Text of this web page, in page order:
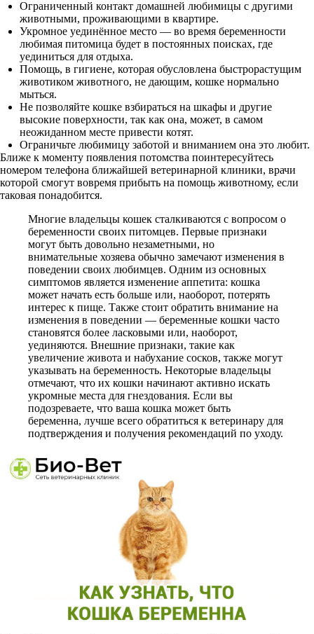
Ограниченный контакт домашней любимицы с другими
животными, проживающими в квартире.
Укромное уединённое место — во время беременности
любимая питомица будет в постоянных поисках, где
уединиться для отдыха.
Помощь, в гигиене, которая обусловлена быстрорастущим
животиком животного, не дающим, кошке нормально
мыться.
Не позволяйте кошке взбираться на шкафы и другие
высокие поверхности, так как она, может, в самом
неожиданном месте привести котят.
Ограничьте любимицу заботой и вниманием она это любит.
Ближе к моменту появления потомства поинтересуйтесь
номером телефона ближайшей ветеринарной клиники, врачи
которой смогут вовремя прибыть на помощь животному, если
таковая понадобится.
Многие владельцы кошек сталкиваются с вопросом о
беременности своих питомцев. Первые признаки
могут быть довольно незаметными, но
внимательные хозяева обычно замечают изменения в
поведении своих любимцев. Одним из основных
симптомов является изменение аппетита: кошка
может начать есть больше или, наоборот, потерять
интерес к пище. Также стоит обратить внимание на
изменения в поведении — беременные кошки часто
становятся более ласковыми или, наоборот,
уединяются. Внешние признаки, такие как
увеличение живота и набухание сосков, также могут
указывать на беременность. Некоторые владельцы
отмечают, что их кошки начинают активно искать
укромные места для гнездования. Если вы
подозреваете, что ваша кошка может быть
беременна, лучше всего обратиться к ветеринару для
подтверждения и получения рекомендаций по уходу.